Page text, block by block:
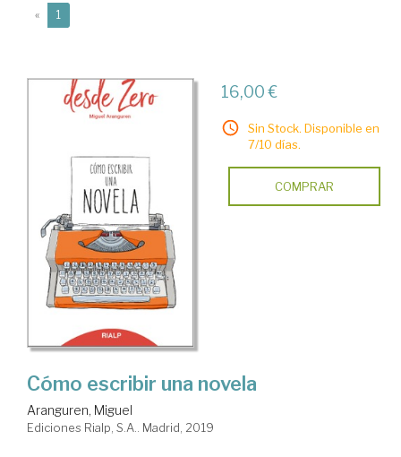
« 1
16,00 €
Sin Stock. Disponible en
7/10 días.
COMPRAR
Cómo escribir una novela
Aranguren, Miguel
Ediciones Rialp, S.A.. Madrid, 2019